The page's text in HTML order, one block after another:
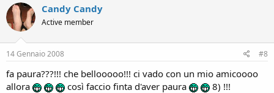
Candy Candy
Active member
14 Gennaio 2008 #8
fa paura???!!! che bellooooo!!! ci vado con un mio amicoooo
allora
così faccio finta d'aver paura 8) !!!